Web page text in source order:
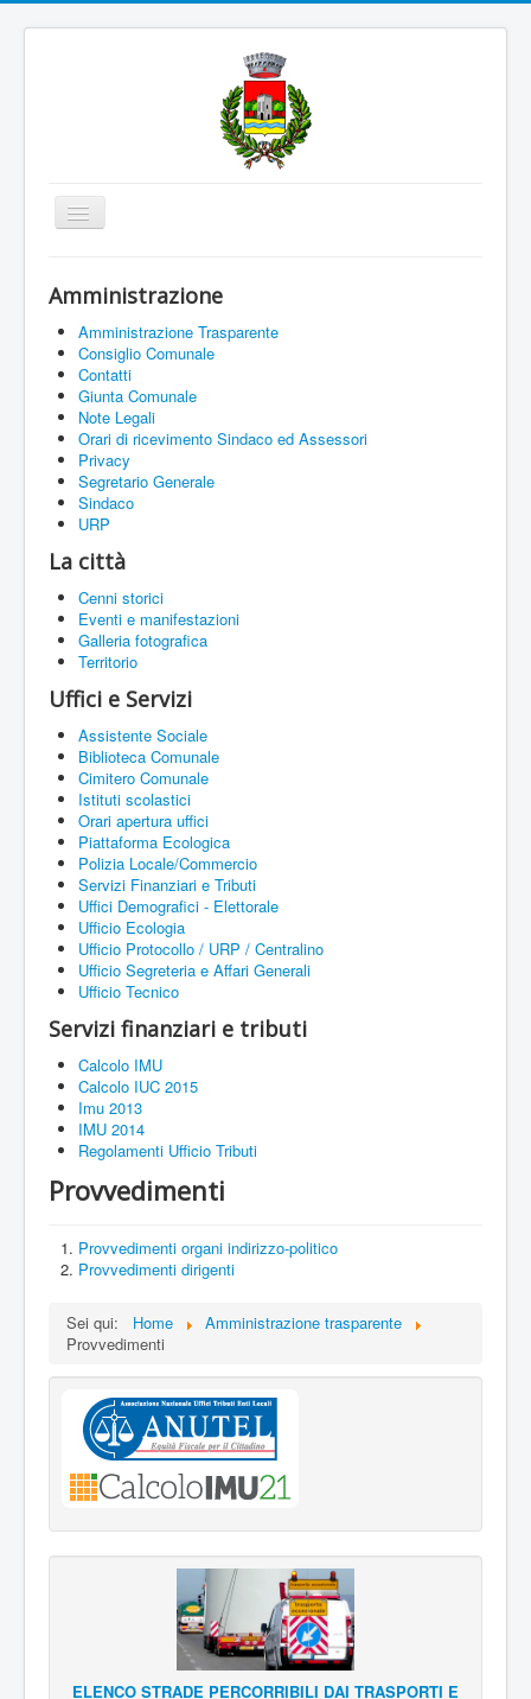
Cambia
navigazione
Amministrazione
Uffici e Servizi
La città
Associazioni
Documenti On Line
Informazioni
Amministrazione
Amministrazione Trasparente
Consiglio Comunale
Contatti
Giunta Comunale
Note Legali
Orari di ricevimento Sindaco ed Assessori
Privacy
Segretario Generale
Sindaco
URP
La città
Cenni storici
Eventi e manifestazioni
Galleria fotografica
Territorio
Uffici e Servizi
Assistente Sociale
Biblioteca Comunale
Cimitero Comunale
Istituti scolastici
Orari apertura uffici
Piattaforma Ecologica
Polizia Locale/Commercio
Servizi Finanziari e Tributi
Uffici Demografici - Elettorale
Ufficio Ecologia
Ufficio Protocollo / URP / Centralino
Ufficio Segreteria e Affari Generali
Ufficio Tecnico
Servizi finanziari e tributi
Calcolo IMU
Calcolo IUC 2015
Imu 2013
IMU 2014
Regolamenti Ufficio Tributi
Provvedimenti
Provvedimenti organi indirizzo-politico
Provvedimenti dirigenti
Sei qui: Home
Amministrazione trasparente
Provvedimenti
ELENCO STRADE PERCORRIBILI DAI TRASPORTI E